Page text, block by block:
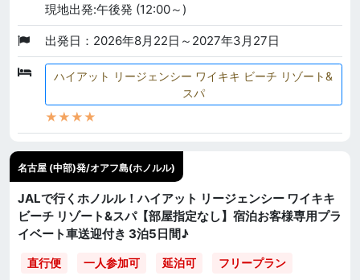
現地出発:午後発 (12:00～)
出発日：2026年8月22日～2027年3月27日
ハイアット リージェンシー ワイキキ ビーチ リゾート&
スパ
★★★★
名古屋 (中部)発/オアフ島(ホノルル)
JALで行くホノルル！ハイアット リージェンシー ワイキキ
ビーチ リゾート&スパ【部屋指定なし】宿泊お客様専用プラ
イベート車送迎付き 3泊5日間♪
直行便 一人参加可 延泊可 フリープラン